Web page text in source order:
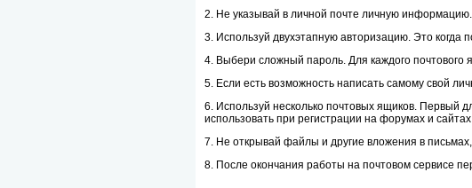
2. Не указывай в личной почте личную
3. Используй двухэтапную авторизацию. Это
4. Выбери сложный пароль. Для каждого
5. Если есть возможность написать самому свой
6. Используй несколько почтовых ящиков. Первый
использовать при регистрации на форумах и
7. Не открывай файлы и другие вложения в
8. После окончания работы на почтовом сервисе